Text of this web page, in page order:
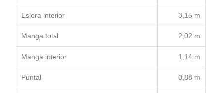
Eslora interior 3,15 m
Manga total 2,02 m
Manga interior 1,14 m
Puntal 0,88 m